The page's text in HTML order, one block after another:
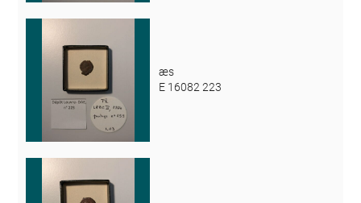
æs
E 16082 223